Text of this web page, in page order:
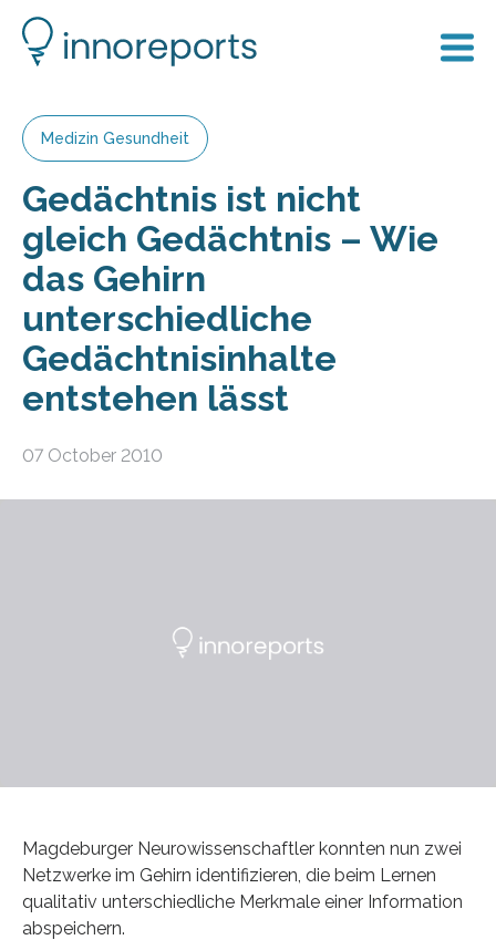
Medizin Gesundheit
Gedächtnis ist nicht
gleich Gedächtnis – Wie
das Gehirn
unterschiedliche
Gedächtnisinhalte
entstehen lässt
07 October 2010
Magdeburger Neurowissenschaftler konnten nun zwei
Netzwerke im Gehirn identifizieren, die beim Lernen
qualitativ unterschiedliche Merkmale einer Information
abspeichern.